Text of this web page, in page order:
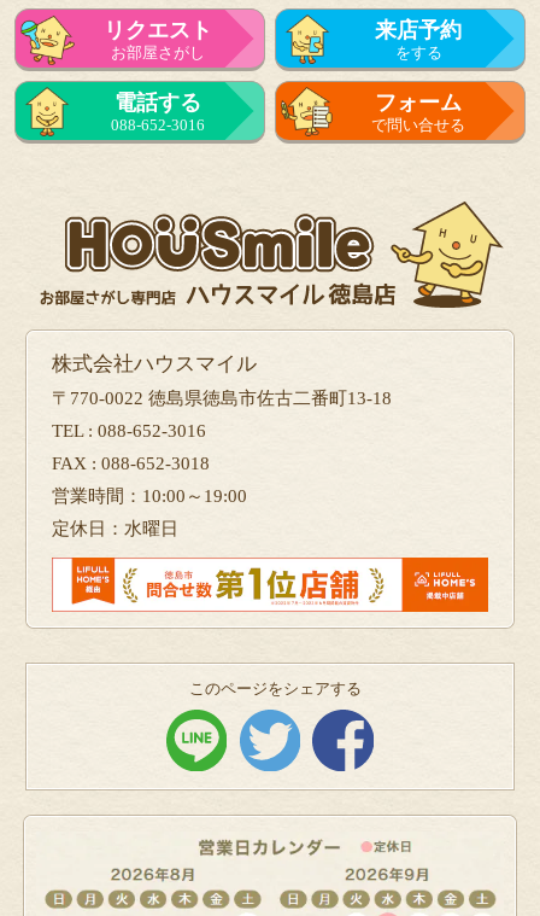
リクエスト
お部屋さがし
来店予約
をする
電話する
088-652-3016
フォーム
で問い合せる
株式会社ハウスマイル
〒770-0022 徳島県徳島市佐古二番町13-18
TEL : 088-652-3016
FAX : 088-652-3018
営業時間：10:00～19:00
定休日：水曜日
このページをシェアする